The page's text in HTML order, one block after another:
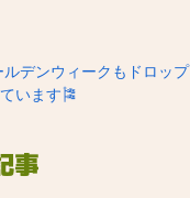
ルデンウィークもドロップ
います🎏
事